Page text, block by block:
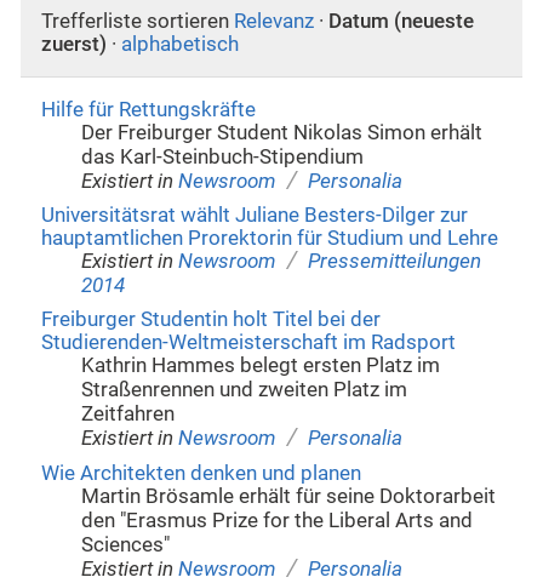
Trefferliste sortieren Relevanz · Datum (neueste
zuerst) · alphabetisch
Hilfe für Rettungskräfte
Der Freiburger Student Nikolas Simon erhält
das Karl-Steinbuch-Stipendium
Existiert in Newsroom / Personalia
Universitätsrat wählt Juliane Besters-Dilger zur
hauptamtlichen Prorektorin für Studium und Lehre
Existiert in Newsroom / Pressemitteilungen
2014
Freiburger Studentin holt Titel bei der
Studierenden-Weltmeisterschaft im Radsport
Kathrin Hammes belegt ersten Platz im
Straßenrennen und zweiten Platz im
Zeitfahren
Existiert in Newsroom / Personalia
Wie Architekten denken und planen
Martin Brösamle erhält für seine Doktorarbeit
den "Erasmus Prize for the Liberal Arts and
Sciences"
Existiert in Newsroom / Personalia